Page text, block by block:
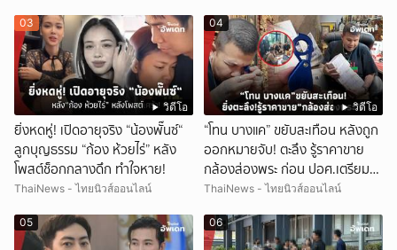
วิดีโอ
03
ยิ่งหดหู่! เปิดอายุจริง “น้องพั๊นซ์“
ลูกบุญธรรม “ก้อง ห้วยไร่” หลัง
โพสต์ช็อกกลางดึก ทำใจหาย!
ThaiNews - ไทยนิวส์ออนไลน์
วิดีโอ
04
“โทน บางแค” ขยับสะเทือน หลังถูก
ออกหมายจับ! ตะลึง รู้ราคาขาย
กล้องส่องพระ ก่อน ปอศ.เตรียม
บุกรวบ?
ThaiNews - ไทยนิวส์ออนไลน์
05 06